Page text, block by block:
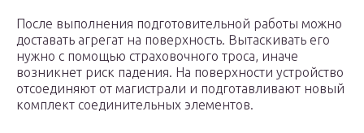
После выполнения подготовительной работы можно
доставать агрегат на поверхность. Вытаскивать его
нужно с помощью страховочного троса, иначе
возникнет риск падения. На поверхности устройство
отсоединяют от магистрали и подготавливают новый
комплект соединительных элементов.